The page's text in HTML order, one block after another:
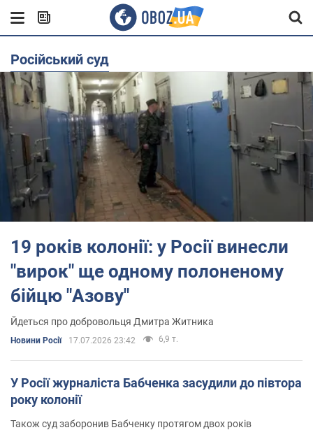
російський суд
19 років колонії: у Росії винесли
"вирок" ще одному полоненому
бійцю "Азову"
Йдеться про добровольця Дмитра Житника
Новини Росії 17.07.2026 23:42 6,9 т.
У Росії журналіста Бабченка засудили до півтора
року колонії
Також суд заборонив Бабченку протягом двох років